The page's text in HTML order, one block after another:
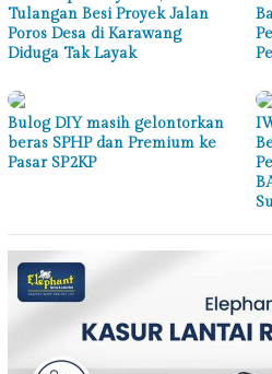
Tulangan Besi Proyek Jalan
Poros Desa di Karawang
Diduga Tak Layak
Bulog DIY masih gelontorkan
beras SPHP dan Premium ke
Pasar SP2KP